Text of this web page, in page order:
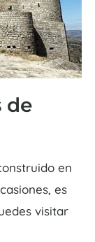
de
en
es
visitar